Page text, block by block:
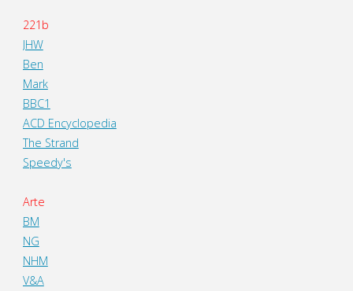
221b
JHW
Ben
Mark
BBC1
ACD Encyclopedia
The Strand
Speedy's
Arte
BM
NG
NHM
V&A